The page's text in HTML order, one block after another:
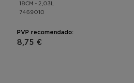
18CM - 2,03L
7469010
PVP recomendado:
8,75 €